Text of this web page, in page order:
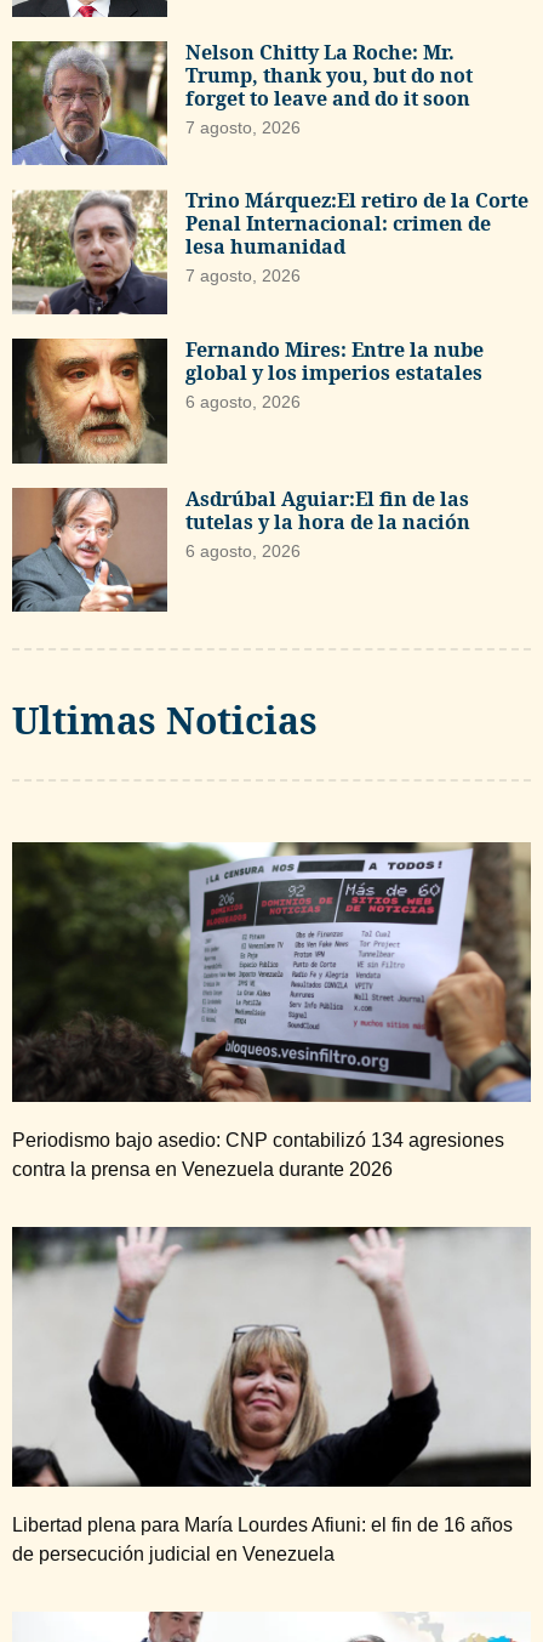
Nelson Chitty La Roche: Mr.
Trump, thank you, but do not
forget to leave and do it soon
7 agosto, 2026
Trino Márquez:El retiro de la Corte
Penal Internacional: crimen de
lesa humanidad
7 agosto, 2026
Fernando Mires: Entre la nube
global y los imperios estatales
6 agosto, 2026
Asdrúbal Aguiar:El fin de las
tutelas y la hora de la nación
6 agosto, 2026
Ultimas Noticias
Periodismo bajo asedio: CNP contabilizó 134 agresiones
contra la prensa en Venezuela durante 2026
Libertad plena para María Lourdes Afiuni: el fin de 16 años
de persecución judicial en Venezuela